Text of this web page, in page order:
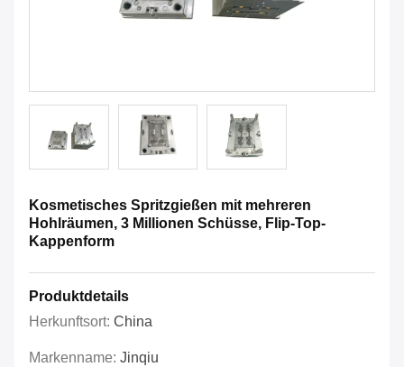
Kosmetisches Spritzgießen mit mehreren
Hohlräumen, 3 Millionen Schüsse, Flip-Top-
Kappenform
Produktdetails
Herkunftsort: China
Markenname: Jinqiu